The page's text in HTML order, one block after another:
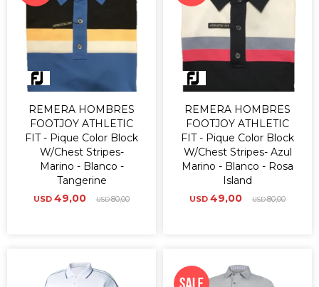
REMERA HOMBRES
FOOTJOY ATHLETIC
FIT - Pique Color Block
W/Chest Stripes-
Marino - Blanco -
Tangerine
USD 49,00 USD80,00
REMERA HOMBRES
FOOTJOY ATHLETIC
FIT - Pique Color Block
W/Chest Stripes- Azul
Marino - Blanco - Rosa
Island
USD 49,00 USD80,00